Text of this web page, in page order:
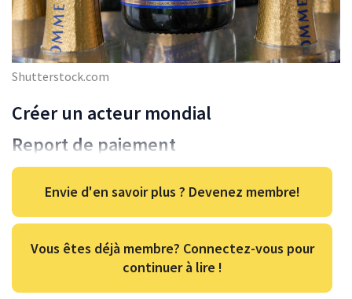
Shutterstock.com
Créer un acteur mondial
Report de paiement
Envie d'en savoir plus ? Devenez membre!
Vous êtes déjà membre? Connectez-vous pour
continuer à lire !